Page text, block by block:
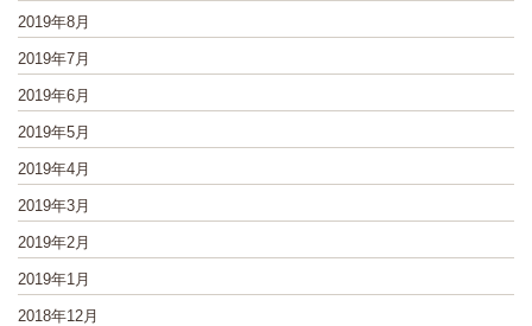
2019年8月
2019年7月
2019年6月
2019年5月
2019年4月
2019年3月
2019年2月
2019年1月
2018年12月